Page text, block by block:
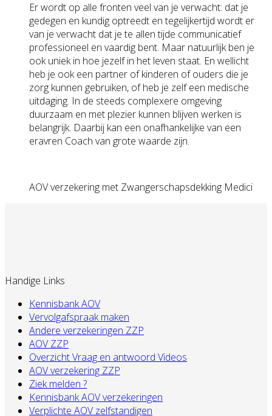
Er wordt op alle fronten veel van je verwacht: dat je
gedegen en kundig optreedt en tegelijkertijd wordt er
van je verwacht dat je te allen tijde communicatief
professioneel en vaardig bent. Maar natuurlijk ben je
ook uniek in hoe jezelf in het leven staat. En wellicht
heb je ook een partner of kinderen of ouders die je
zorg kunnen gebruiken, of heb je zelf een medische
uitdaging. In de steeds complexere omgeving
duurzaam en met plezier kunnen blijven werken is
belangrijk. Daarbij kan een onafhankelijke van een
eravren Coach van grote waarde zijn.
AOV verzekering met Zwangerschapsdekking Medici
Handige Links
Kennisbank AOV
Vervolgafspraak maken
Andere verzekeringen ZZP
AOV ZZP
Overzicht Vraag en antwoord Videos
AOV verzekering ZZP
Ziek melden ?
Kennisbank AOV verzekeringen
Verplichte AOV zelfstandigen